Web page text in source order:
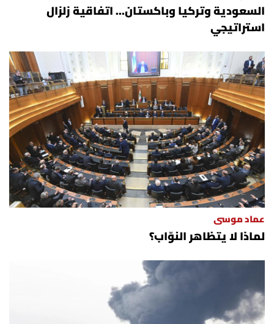
السعودية وتركيا وباكستان... اتفاقية زلزال
استراتيجي
عماد موسى
لماذا لا يتظاهر النوّاب؟